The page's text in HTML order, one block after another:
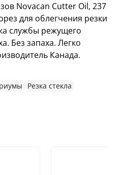
Novacan Cutter Oil, 237
для облегчения резки
службы режущего
Без запаха. Легко
Канада.
Резка стекла